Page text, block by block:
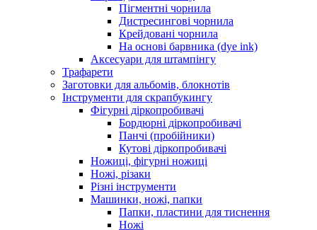
Пігментні чорнила
Дистресингові чорнила
Крейдовані чорнила
На основі барвника (dye ink)
Аксесуари для штампінгу
Трафарети
Заготовки для альбомів, блокнотів
Інструменти для скрапбукингу
Фігурні діркопробивачі
Бордюрні діркопробивачі
Панчі (пробійники)
Кутові діркопробивачі
Ножиці, фігурні ножиці
Ножі, різаки
Різні інструменти
Машинки, ножі, папки
Папки, пластини для тиснення
Ножі